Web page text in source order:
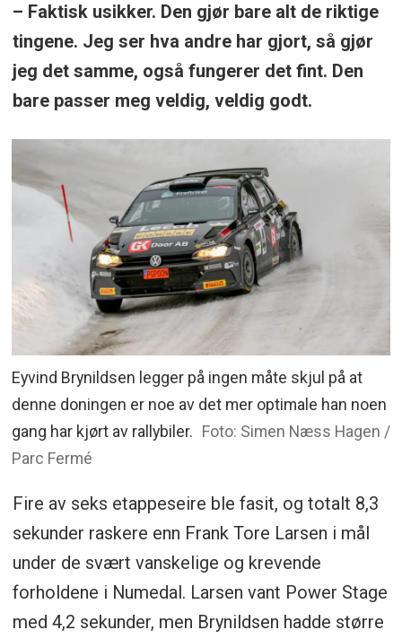
– Faktisk usikker. Den gjør bare alt de riktige
tingene. Jeg ser hva andre har gjort, så gjør
jeg det samme, også fungerer det fint. Den
bare passer meg veldig, veldig godt.
Eyvind Brynildsen legger på ingen måte skjul på at
denne doningen er noe av det mer optimale han noen
gang har kjørt av rallybiler. Foto: Simen Næss Hagen /
Parc Fermé
Fire av seks etappeseire ble fasit, og totalt 8,3
sekunder raskere enn Frank Tore Larsen i mål
under de svært vanskelige og krevende
forholdene i Numedal. Larsen vant Power Stage
med 4,2 sekunder, men Brynildsen hadde større